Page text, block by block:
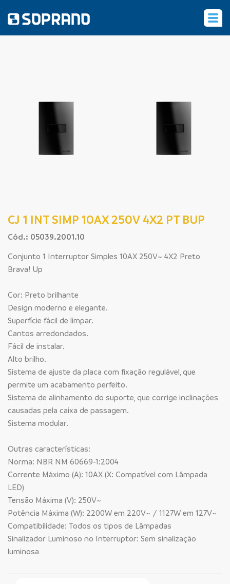
CJ 1 INT SIMP 10AX 250V 4X2 PT BUP
Cód.: 05039.2001.10
Conjunto 1 Interruptor Simples 10AX 250V~ 4X2 Preto
Brava! Up
Cor: Preto brilhante
Design moderno e elegante.
Superfície fácil de limpar.
Cantos arredondados.
Fácil de instalar.
Alto brilho.
Sistema de ajuste da placa com fixação regulável, que
permite um acabamento perfeito.
Sistema de alinhamento do suporte, que corrige inclinações
causadas pela caixa de passagem.
Sistema modular.
Outras características:
Norma: NBR NM 60669-1:2004
Corrente Máximo (A): 10AX (X: Compatível com Lâmpada
LED)
Tensão Máxima (V): 250V~
Potência Máxima (W): 2200W em 220V~ / 1127W em 127V~
Compatibilidade: Todos os tipos de Lâmpadas
Sinalizador Luminoso no Interruptor: Sem sinalização
luminosa